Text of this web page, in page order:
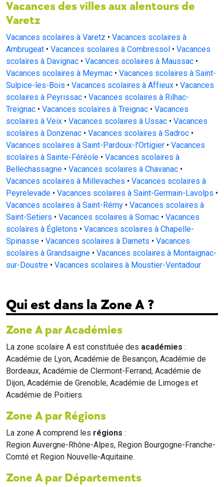
Vacances des villes aux alentours de
Varetz
Vacances scolaires à Varetz • Vacances scolaires à
Ambrugeat • Vacances scolaires à Combressol • Vacances
scolaires à Davignac • Vacances scolaires à Maussac •
Vacances scolaires à Meymac • Vacances scolaires à Saint-
Sulpice-les-Bois • Vacances scolaires à Affieux • Vacances
scolaires à Peyrissac • Vacances scolaires à Rilhac-
Treignac • Vacances scolaires à Treignac • Vacances
scolaires à Veix • Vacances scolaires à Ussac • Vacances
scolaires à Donzenac • Vacances scolaires à Sadroc •
Vacances scolaires à Saint-Pardoux-l'Ortigier • Vacances
scolaires à Sainte-Féréole • Vacances scolaires à
Bellechassagne • Vacances scolaires à Chavanac •
Vacances scolaires à Millevaches • Vacances scolaires à
Peyrelevade • Vacances scolaires à Saint-Germain-Lavolps •
Vacances scolaires à Saint-Rémy • Vacances scolaires à
Saint-Setiers • Vacances scolaires à Sornac • Vacances
scolaires à Égletons • Vacances scolaires à Chapelle-
Spinasse • Vacances scolaires à Darnets • Vacances
scolaires à Grandsaigne • Vacances scolaires à Montaignac-
sur-Doustre • Vacances scolaires à Moustier-Ventadour
Qui est dans la Zone A ?
Zone A par Académies
La zone scolaire A est constituée des académies :
Académie de Lyon, Académie de Besançon, Académie de
Bordeaux, Académie de Clermont-Ferrand, Académie de
Dijon, Académie de Grenoble, Académie de Limoges et
Académie de Poitiers.
Zone A par Régions
La zone A comprend les régions :
Region Auvergne-Rhône-Alpes, Region Bourgogne-Franche-
Comté et Region Nouvelle-Aquitaine.
Zone A par Départements